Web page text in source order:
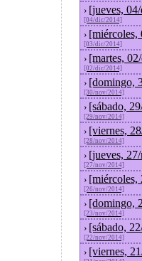
› [jueves,
[04/dic/2014]
› [miércoles,
[03/dic/2014]
› [martes,
[02/dic/2014]
› [domingo,
[30/nov/2014]
› [sábado,
[29/nov/2014]
› [viernes,
[28/nov/2014]
› [jueves,
[27/nov/2014]
› [miércoles,
[26/nov/2014]
› [domingo,
[23/nov/2014]
› [sábado,
[22/nov/2014]
› [viernes,